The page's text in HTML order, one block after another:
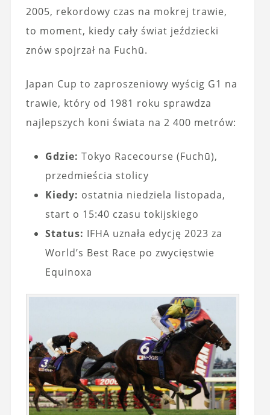
2005, rekordowy czas na mokrej trawie,
to moment, kiedy cały świat jeździecki
znów spojrzał na Fuchū.
Japan Cup to zaproszeniowy wyścig G1 na
trawie, który od 1981 roku sprawdza
najlepszych koni świata na 2 400 metrów:
Gdzie: Tokyo Racecourse (Fuchū),
przedmieścia stolicy
Kiedy: ostatnia niedziela listopada,
start o 15:40 czasu tokijskiego
Status: IFHA uznała edycję 2023 za
World’s Best Race po zwycięstwie
Equinoxa